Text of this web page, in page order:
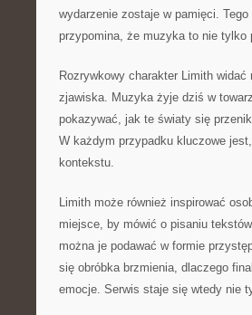
wydarzenie zostaje w pamięci.
przypomina, że muzyka to nie tylko
Rozrywkowy charakter Limith
zjawiska. Muzyka żyje dziś w
pokazywać, jak te światy się
W każdym przypadku kluczowe
kontekstu.
Limith może również inspirować
miejsce, by mówić o pisaniu
można je podawać w formie
się obróbka brzmienia, dlaczego
emocje. Serwis staje się wtedy nie